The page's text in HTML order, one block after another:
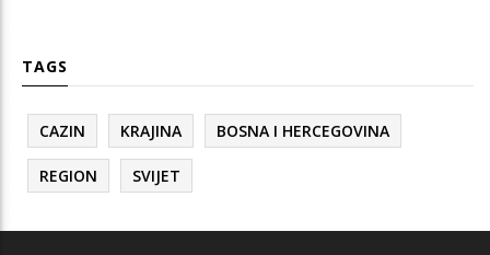
TAGS
CAZIN KRAJINA BOSNA I HERCEGOVINA
REGION SVIJET